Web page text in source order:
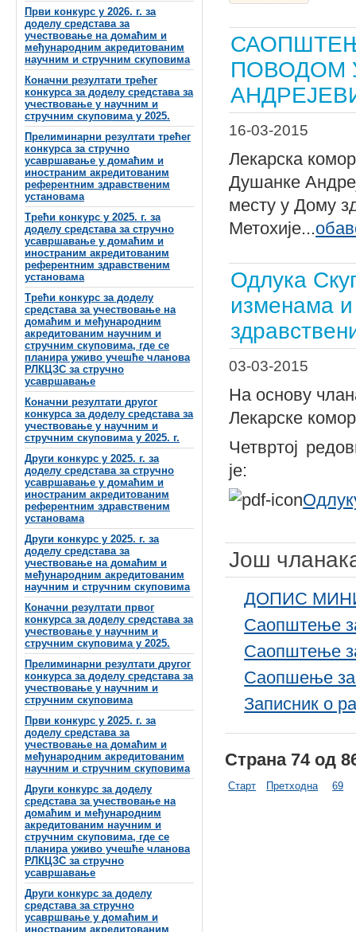
Први конкурс у 2026. г. за
доделу средстава за
учествовање на домаћим и
међународним акредитованим
научним и стручним скуповима
Коначни резултати трећег
конкурса за доделу средстава за
учествовање у научним и
стручним скуповима у 2025.
Прелиминарни резултати трећег
конкурса за стручно
усавршавање у домаћим и
иностраним акредитованим
референтним здравственим
установама
Трећи конкурс у 2025. г. за
доделу средстава за стручно
усавршавање у домаћим и
иностраним акредитованим
референтним здравственим
установама
Трећи конкурс за доделу
средстава за учествовање на
домаћим и међународним
акредитованим научним и
стручним скуповима, где се
планира уживо учешће чланова
РЛКЦЗС за стручно
усавршавање
Коначни резултати другог
конкурса за доделу средстава за
учествовање у научним и
стручним скуповима у 2025. г.
Други конкурс у 2025. г. за
доделу средстава за стручно
усавршавање у домаћим и
иностраним акредитованим
референтним здравственим
установама
Други конкурс у 2025. г. за
доделу средстава за
учествовање на домаћим и
међународним акредитованим
научним и стручним скуповима
Коначни резултати првог
конкурса за доделу средстава за
учествовање у научним и
стручним скуповима у 2025.
Прелиминарни резултати другог
конкурса за доделу средстава за
учествовање у научним и
стручним скуповима
Први конкурс у 2025. г. за
доделу средстава за
учествовање на домаћим и
међународним акредитованим
научним и стручним скуповима
Други конкурс за доделу
средстава за учествовање на
домаћим и међународним
акредитованим научним и
стручним скуповима, где се
планира уживо учешће чланова
РЛКЦЗС за стручно
усавршавање
Други конкурс за доделу
средстава за стручно
усавршвање у домаћим и
иностраним акредитованим
ПОВОДОМ
16-03-2015
Лекарска
Душанке
месту у Дому
Метохије...
Одлука
изменама
03-03-2015
На основу
Лекарске
Четвртој
је:
Још
ДОПИС
Саопштење
Саопштење
Саопшење за
Записник о
Страна 74 од
Старт Претходна 69